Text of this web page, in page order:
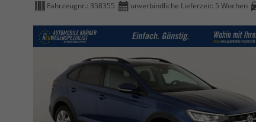
Fahrzeugnr.: 358355 unverbindliche Lieferzeit: 5 Wochen